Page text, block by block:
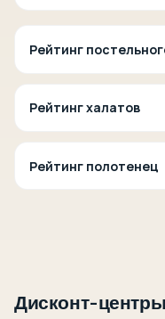
Рейтинг
Рейтинг халатов
Рейтинг полотенец
Дисконт-